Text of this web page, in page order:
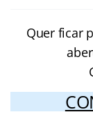
Quer ficar